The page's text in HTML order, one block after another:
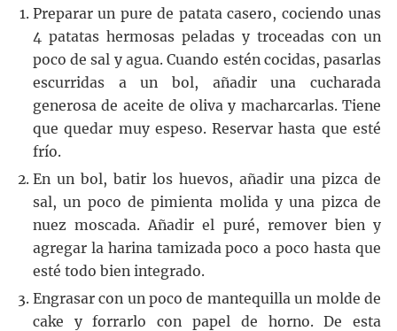
Preparar un pure de patata casero, cociendo unas
4 patatas hermosas peladas y troceadas con un
poco de sal y agua. Cuando estén cocidas, pasarlas
escurridas a un bol, añadir una cucharada
generosa de aceite de oliva y macharcarlas. Tiene
que quedar muy espeso. Reservar hasta que esté
frío.
En un bol, batir los huevos, añadir una pizca de
sal, un poco de pimienta molida y una pizca de
nuez moscada. Añadir el puré, remover bien y
agregar la harina tamizada poco a poco hasta que
esté todo bien integrado.
Engrasar con un poco de mantequilla un molde de
cake y forrarlo con papel de horno. De esta